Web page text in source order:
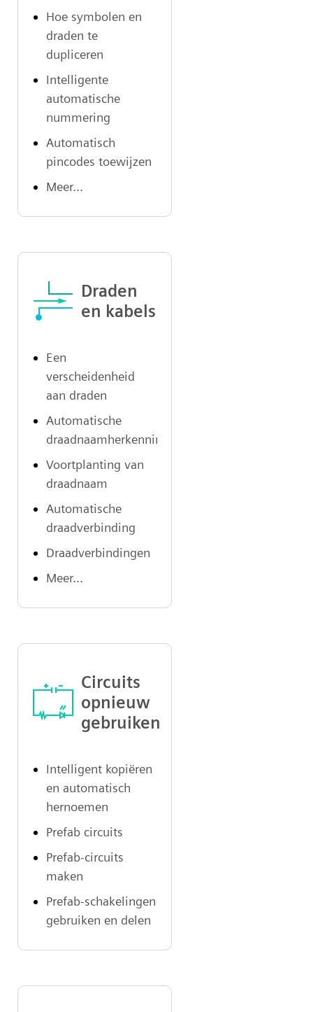
Hoe symbolen en
draden te
dupliceren
Intelligente
automatische
nummering
Automatisch
pincodes toewijzen
Meer...
Draden
en kabels
Een
verscheidenheid
aan draden
Automatische
draadnaamherkenning
Voortplanting van
draadnaam
Automatische
draadverbinding
Draadverbindingen
Meer...
Circuits
opnieuw
gebruiken
Intelligent kopiëren
en automatisch
hernoemen
Prefab circuits
Prefab-circuits
maken
Prefab-schakelingen
gebruiken en delen